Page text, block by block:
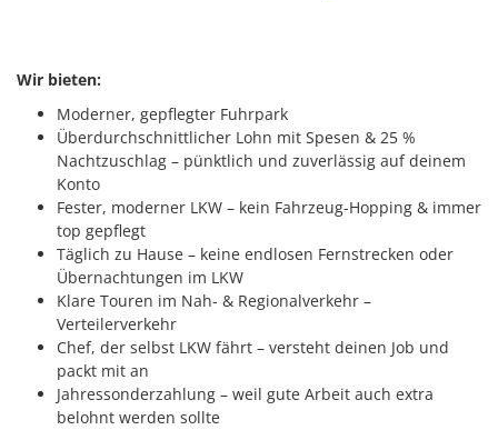
Wir bieten:
Moderner, gepflegter Fuhrpark
Überdurchschnittlicher Lohn mit Spesen & 25 %
Nachtzuschlag – pünktlich und zuverlässig auf deinem
Konto
Fester, moderner LKW – kein Fahrzeug-Hopping & immer
top gepflegt
Täglich zu Hause – keine endlosen Fernstrecken oder
Übernachtungen im LKW
Klare Touren im Nah- & Regionalverkehr –
Verteilerverkehr
Chef, der selbst LKW fährt – versteht deinen Job und
packt mit an
Jahressonderzahlung – weil gute Arbeit auch extra
belohnt werden sollte